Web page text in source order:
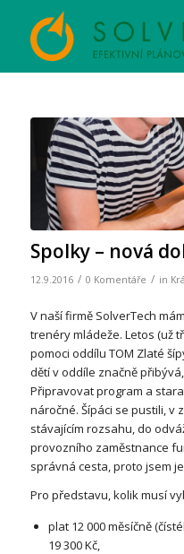
Spolky – nová
12.9.2016 / 0 Komentáře / in
V naší firmě SolverTech
trenéry mládeže. Letos (už
pomoci oddílu TOM Zlaté
dětí v oddíle značně
Připravovat program a
náročné. Šípáci se pustili, v
stávajícím rozsahu, do
provozního zaměstnance
správná cesta, proto jsem
Pro představu, kolik musí
plat 12 000 měsíčně
19 300 Kč,